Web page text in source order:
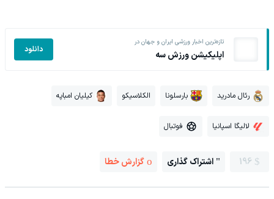
تازه‌ترین اخبار ورزشی ایران و جهان در
اپلیکیشن ورزش سه دانلود
رئال مادرید بارسلونا الکلاسیکو کیلیان امباپه
لالیگا اسپانیا فوتبال
196 اشتراک گذاری گزارش خطا